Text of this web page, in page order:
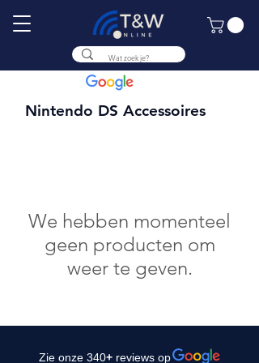
Nintendo DS Accessoires
We hebben momenteel
geen producten om
weer te geven.
Zie onze 340+ reviews op